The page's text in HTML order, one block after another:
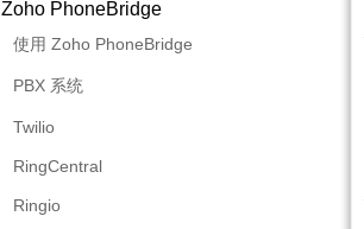
Zoho PhoneBridge
使用 Zoho PhoneBridge
PBX 系统
Twilio
RingCentral
Ringio